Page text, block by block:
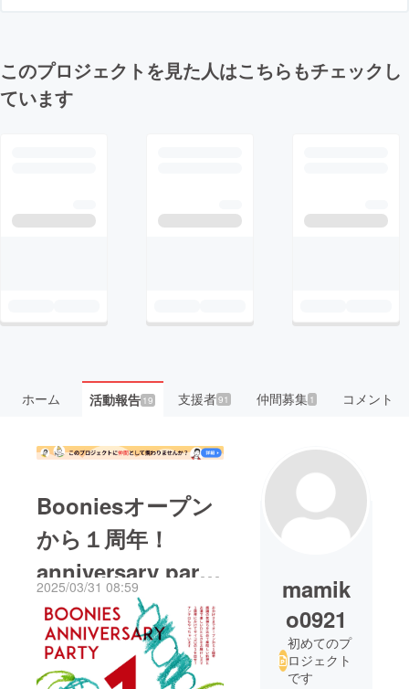
このプロジェクトを見た人はこちらもチェックし
ています
ホーム 活動報告19 支援者91 仲間募集 1 コメント
Booniesオープン
から１周年！
anniversary party
を行います！
2025/03/31 08:59
mamik
o0921
初めてのプ
ロジェクト
です